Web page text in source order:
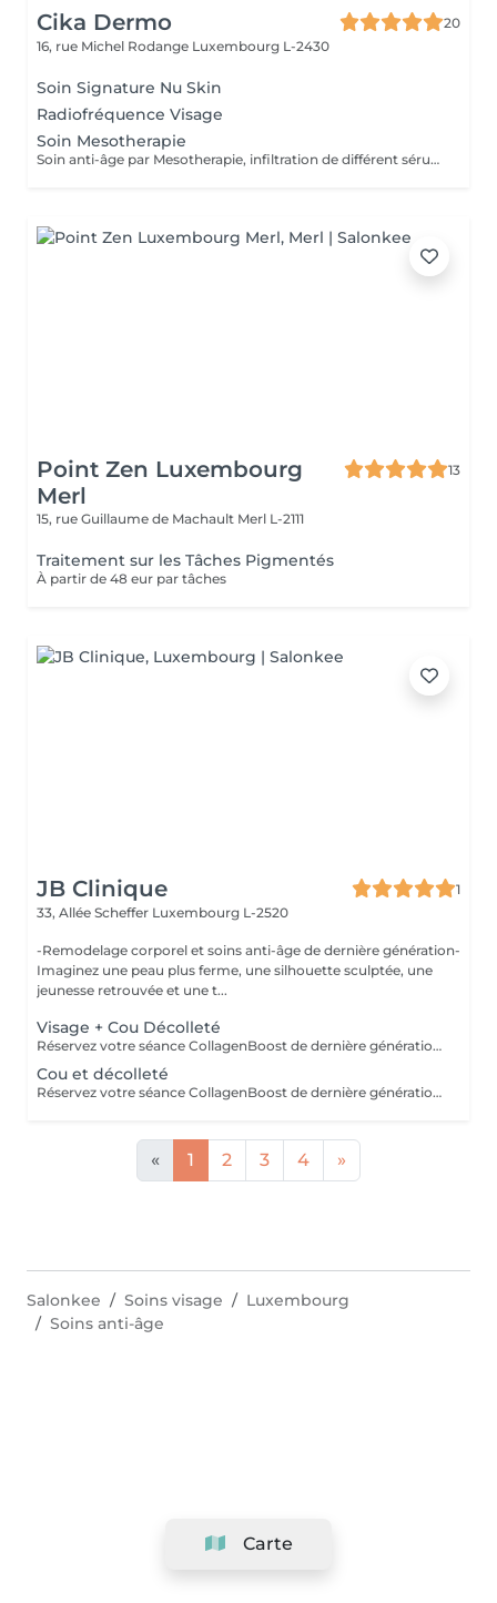
Cika Dermo
20
16, rue Michel Rodange Luxembourg L-2430
Soin Signature Nu Skin
Radiofréquence Visage
Soin Mesotherapie
Soin anti-âge par Mesotherapie, infiltration de différent sérum pour un résultat durable. Tarif par zone : Front, Contour des Yeux, Sillons.
Point Zen Luxembourg
Merl
13
15, rue Guillaume de Machault Merl L-2111
Traitement sur les Tâches Pigmentés
À partir de 48 eur par tâches
JB Clinique
1
33, Allée Scheffer Luxembourg L-2520
-Remodelage corporel et soins anti-âge de dernière génération-
Imaginez une peau plus ferme, une silhouette sculptée, une
jeunesse retrouvée et une t...
Visage + Cou Décolleté
Réservez votre séance CollagenBoost de dernière génération par Contour Paris pour raffermir et revitaliser votre peau, réduire le relâchement cutané, atténuer rides et ridules, et révéler une peau plus lisse, tonique et éclatante.
Cou et décolleté
Réservez votre séance CollagenBoost de dernière génération par Contour Paris pour raffermir et revitaliser votre peau, réduire le relâchement cutané, atténuer rides et ridules, et révéler une peau plus lisse, tonique et éclatante.
« 1 2 3 4 »
Carte
Salonkee Soins visage
Luxembourg
Soins anti-âge